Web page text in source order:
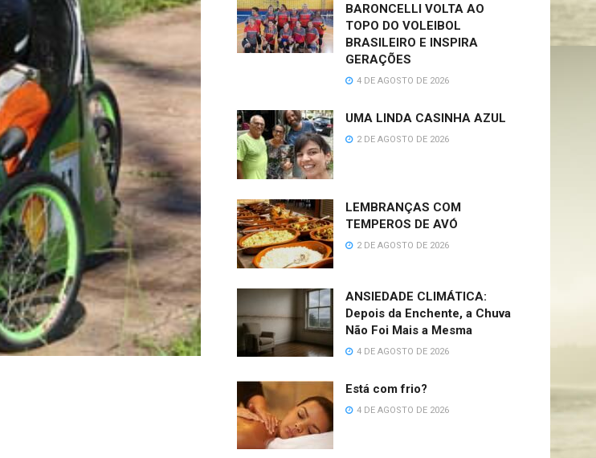
BARONCELLI VOLTA AO
TOPO DO VOLEIBOL
BRASILEIRO E INSPIRA
GERAÇÕES
4 DE AGOSTO DE 2026
UMA LINDA CASINHA AZUL
2 DE AGOSTO DE 2026
LEMBRANÇAS COM
TEMPEROS DE AVÓ
2 DE AGOSTO DE 2026
ANSIEDADE CLIMÁTICA:
Depois da Enchente, a Chuva
Não Foi Mais a Mesma
4 DE AGOSTO DE 2026
Está com frio?
4 DE AGOSTO DE 2026